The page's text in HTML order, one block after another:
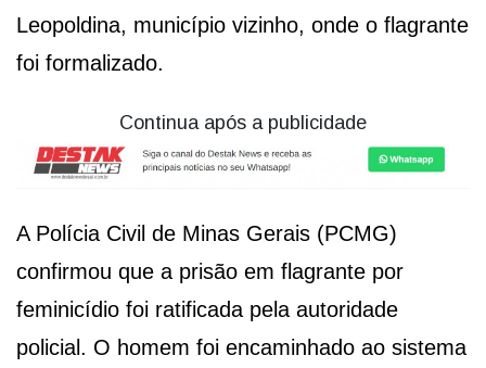
Leopoldina, município vizinho, onde o flagrante
foi formalizado.
Continua após a publicidade
A Polícia Civil de Minas Gerais (PCMG)
confirmou que a prisão em flagrante por
feminicídio foi ratificada pela autoridade
policial. O homem foi encaminhado ao sistema